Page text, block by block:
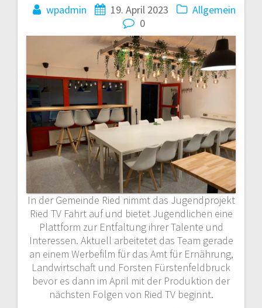
wpadmin 19. April 2023
Allgemein
0
In der Gemeinde Ried nimmt das Jugendprojekt
Ried TV Fahrt auf und bietet Jugendlichen eine
Plattform zur Entfaltung ihrer Talente und
Interessen. Aktuell arbeitetet das Team gerade
an einem Werbefilm für das Amt für Ernährung,
Landwirtschaft und Forsten Fürstenfeldbruck
bevor es dann im April mit der Produktion der
nächsten Folgen von Ried TV beginnt.